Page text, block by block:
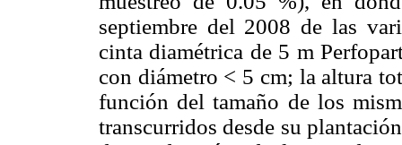
septiembre del 2008 de las
cinta diamétrica de 5 m
con diámetro < 5 cm; la altura
función del tamaño de los
transcurridos desde su